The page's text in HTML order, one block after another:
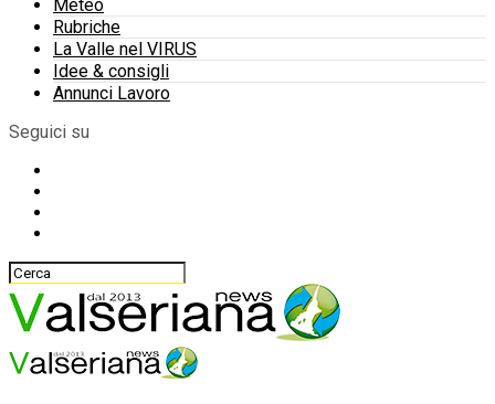
Meteo
Rubriche
La Valle nel VIRUS
Idee & consigli
Annunci Lavoro
Seguici su